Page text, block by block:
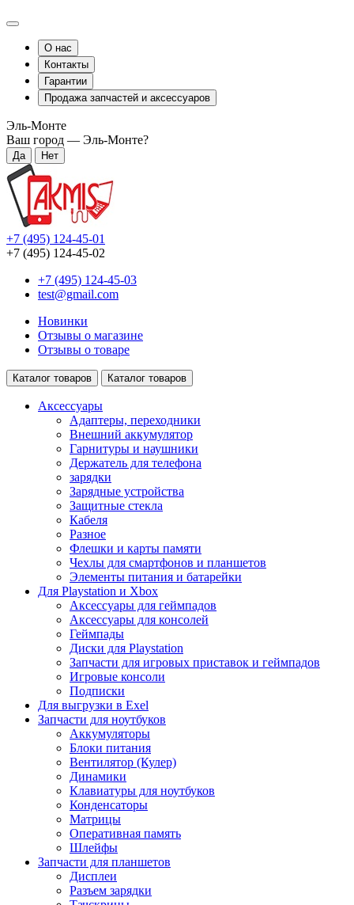
О нас
Контакты
Гарантии
Продажа запчастей и аксессуаров
Эль-Монте
Ваш город — Эль-Монте?
+7 (495) 124-45-01
+7 (495) 124-45-02
+7 (495) 124-45-03
test@gmail.com
Новинки
Отзывы о магазине
Отзывы о товаре
Каталог товаров Каталог товаров
Аксессуары
Адаптеры, переходники
Внешний аккумулятор
Гарнитуры и наушники
Держатель для телефона
зарядки
Зарядные устройства
Защитные стекла
Кабеля
Разное
Флешки и карты памяти
Чехлы для смартфонов и планшетов
Элементы питания и батарейки
Для Playstation и Xbox
Аксессуары для геймпадов
Аксессуары для консолей
Геймпады
Диски для Playstation
Запчасти для игровых приставок и геймпадов
Игровые консоли
Подписки
Для выгрузки в Exel
Запчасти для ноутбуков
Аккумуляторы
Блоки питания
Вентилятор (Кулер)
Динамики
Клавиатуры для ноутбуков
Конденсаторы
Матрицы
Оперативная память
Шлейфы
Запчасти для планшетов
Дисплеи
Разъем зарядки